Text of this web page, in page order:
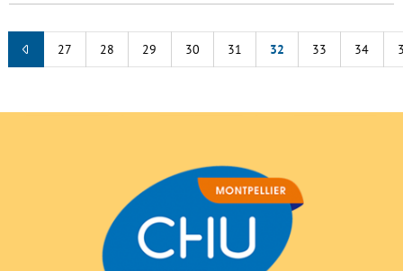
27 28 29 30 31 32 33 34